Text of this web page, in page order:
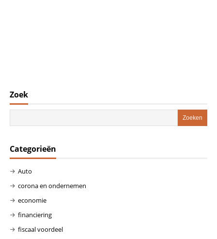
Zoek
Categorieën
Auto
corona en ondernemen
economie
financiering
fiscaal voordeel